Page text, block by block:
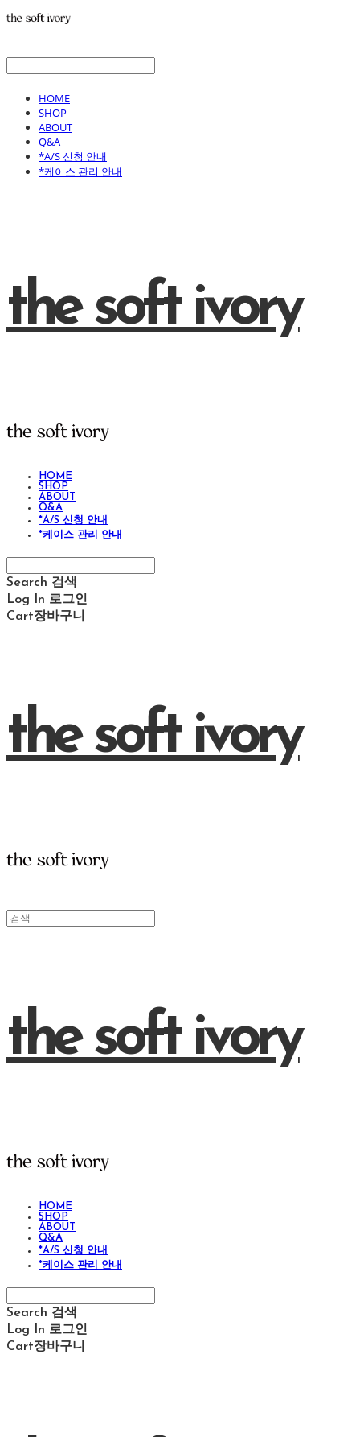
HOME
SHOP
ABOUT
Q&A
*A/S 신청 안내
*케이스 관리 안내
the soft ivory
HOME
SHOP
ABOUT
Q&A
*A/S 신청 안내
*케이스 관리 안내
Search 검색
Log In 로그인
Cart장바구니
the soft ivory
the soft ivory
HOME
SHOP
ABOUT
Q&A
*A/S 신청 안내
*케이스 관리 안내
Search 검색
Log In 로그인
Cart장바구니